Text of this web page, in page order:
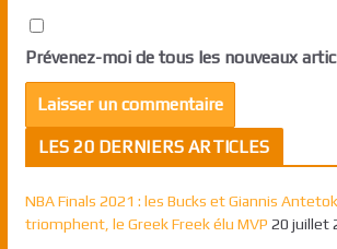
Prévenez-moi de tous les nouveaux
LES 20 DERNIERS ARTICLES
NBA Finals 2021 : les Bucks et Giannis
triomphent, le Greek Freek élu MVP 20 juillet